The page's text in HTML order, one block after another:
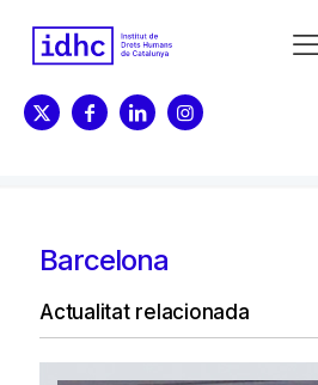
Barcelona
Actualitat relacionada